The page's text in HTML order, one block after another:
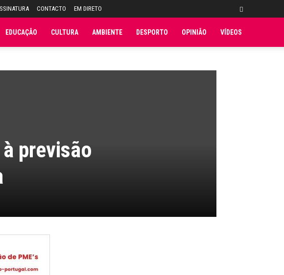
CONTACTO EM DIRETO
EDUCAÇÃO CULTURA AMBIENTE DESPORTO OPINIÃO VÍDEOS
previsão